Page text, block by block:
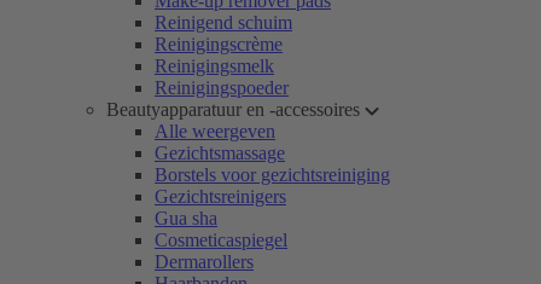
Reinigend schuim
Reinigingscrème
Reinigingsmelk
Reinigingspoeder
Beautyapparatuur en -accessoires
Alle weergeven
Gezichtsmassage
Borstels voor gezichtsreiniging
Gezichtsreinigers
Gua sha
Cosmeticaspiegel
Dermarollers